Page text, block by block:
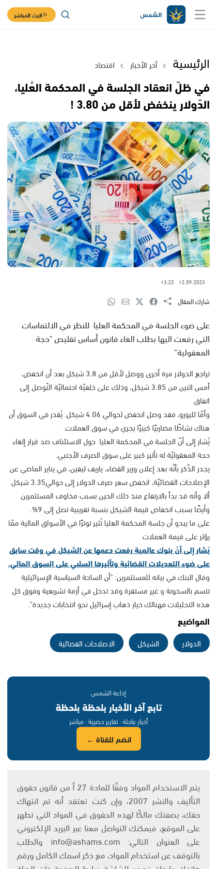
البث المباشر
الرئيسية آخر الأخبار اقتصاد
في ظلّ انعقاد الجلسة في المحكمة العُليا،
الدّولار ينخفض لأقل من 3.80 !
12.09.2023
13:22
شارك المقال
على ضوء الجلسة في المحكمة العليا للنظر في الالتماسات
التي رفعت اليها بطلب الغاء قانون أساس تقليص "حجة
المعقولية"
تراجع الدولار مرة أخرى ووصل لأقل من 3.8 شيكل بعد أن انخفض،
أمس اثنين من 3.85 شيكل، وذلك على خلفيّة احتماليّة التّوصل إلى
اتفاق.
وأمّا لليورو، فقد وصل انخفض لحوالي 4.06 شيكل. يُقدر في السوق أن
هناك نشاطًا مضاربيًا كبيرًا يجري في سوق العملات.
يُشار إلى أنّ الجلسة في المحكمة العليا حول الاستئناف ضد قرار إلغاء
حجة المعقوليّة له تأثير كبير على سوق الصرف الأجنبي.
يجدر الذّكر بأنّه بعد إعلان وزير القضاء، ياريف ليفين، في يناير الماضي عن
الإصلاحات القضائيّة، انخفض سعر صرف الدولار إلى حوالي3.35 شيكل
ألا وأنه قد بدأ بالارتفاع منذ ذلك الحين بسبب مخاوف المستثمرين
وأيضًا بسبب انخفاض قيمة الشيكل بنسبة تقريبية تصل إلى 9%.
على ما يبدو أن جلسة المحكمة العليا تُثير توترًا في الأسواق المالية ممّا
يؤثر على قيمة العملات
يّشار إلى أنّ بنوك عالمية رفعت دعمها عن الشيكل في وقت سابق
على ضوء التعديلات القضائية وتأثيرها السلبي على السوق المالي.
وقال البنك في بيانه للمستثمرين: "أن الساحة السياسية الإسرائيلية
تتسم بالسخونة و غير مستقرة وقد تدخل في أزمة تشريعية وفوق كل
هذه التحليلات فهنالك خيار ذهاب إسرائيل نحو انتخابات جديدة".
المواضيع
الدولار الشيكل الاصلاحات القضائية
إذاعة الشمس
تابع آخر الأخبار بلحظة بلحظة
أخبار عاجلة · تقارير حصرية · مباشر
انضم للقناة ←
يتم الاستخدام المواد وفقًا للمادة 27 أ من قانون حقوق
التأليف والنشر 2007، وإن كنت تعتقد أنه تم انتهاك
حقك، بصفتك مالكًا لهذه الحقوق في المواد التي تظهر
على الموقع، فيمكنك التواصل معنا عبر البريد الإلكتروني
على العنوان التالي: info@ashams.com والطلب
بالتوقف عن استخدام المواد، مع ذكر اسمك الكامل ورقم